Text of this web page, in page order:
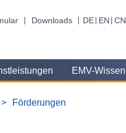
Downloads DE EN CN
EMV-Wissen
Förderungen